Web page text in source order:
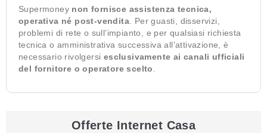
Supermoney non fornisce assistenza tecnica,
operativa né post-vendita . Per guasti, disservizi,
problemi di rete o sull’impianto, e per qualsiasi richiesta
tecnica o amministrativa successiva all’attivazione, è
necessario rivolgersi esclusivamente ai canali ufficiali
del fornitore o operatore scelto
Offerte Internet Casa